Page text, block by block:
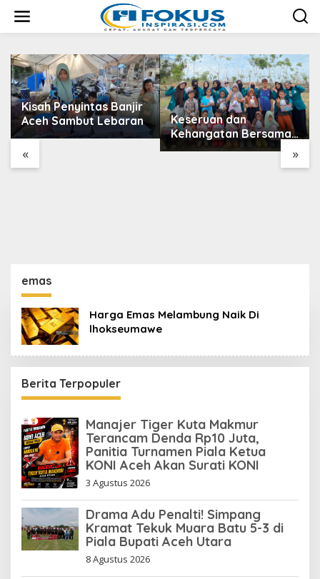
w
« »
Kisah Penyintas Banjir
Aceh Sambut Lebaran
Keseruan dan
Kehangatan Bersama
Anak-anak Desa Kuala
emas
Harga Emas Melambung Naik Di
lhokseumawe
Berita Terpopuler
Manajer Tiger Kuta Makmur
Terancam Denda Rp10 Juta,
Panitia Turnamen Piala Ketua
KONI Aceh Akan Surati KONI
3 Agustus 2026
Drama Adu Penalti! Simpang
Kramat Tekuk Muara Batu 5-3 di
Piala Bupati Aceh Utara
8 Agustus 2026